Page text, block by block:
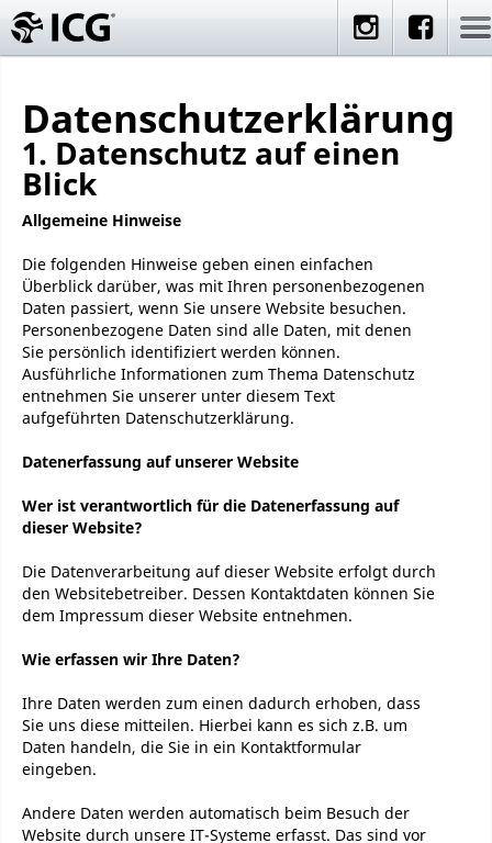
Datenschutzerklärung
1. Datenschutz auf einen
Blick
Allgemeine Hinweise
Die folgenden Hinweise geben einen einfachen
Überblick darüber, was mit Ihren personenbezogenen
Daten passiert, wenn Sie unsere Website besuchen.
Personenbezogene Daten sind alle Daten, mit denen
Sie persönlich identifiziert werden können.
Ausführliche Informationen zum Thema Datenschutz
entnehmen Sie unserer unter diesem Text
aufgeführten Datenschutzerklärung.
Datenerfassung auf unserer Website
Wer ist verantwortlich für die Datenerfassung auf
dieser Website?
Die Datenverarbeitung auf dieser Website erfolgt durch
den Websitebetreiber. Dessen Kontaktdaten können Sie
dem Impressum dieser Website entnehmen.
Wie erfassen wir Ihre Daten?
Ihre Daten werden zum einen dadurch erhoben, dass
Sie uns diese mitteilen. Hierbei kann es sich z.B. um
Daten handeln, die Sie in ein Kontaktformular
eingeben.
Andere Daten werden automatisch beim Besuch der
Website durch unsere IT-Systeme erfasst. Das sind vor